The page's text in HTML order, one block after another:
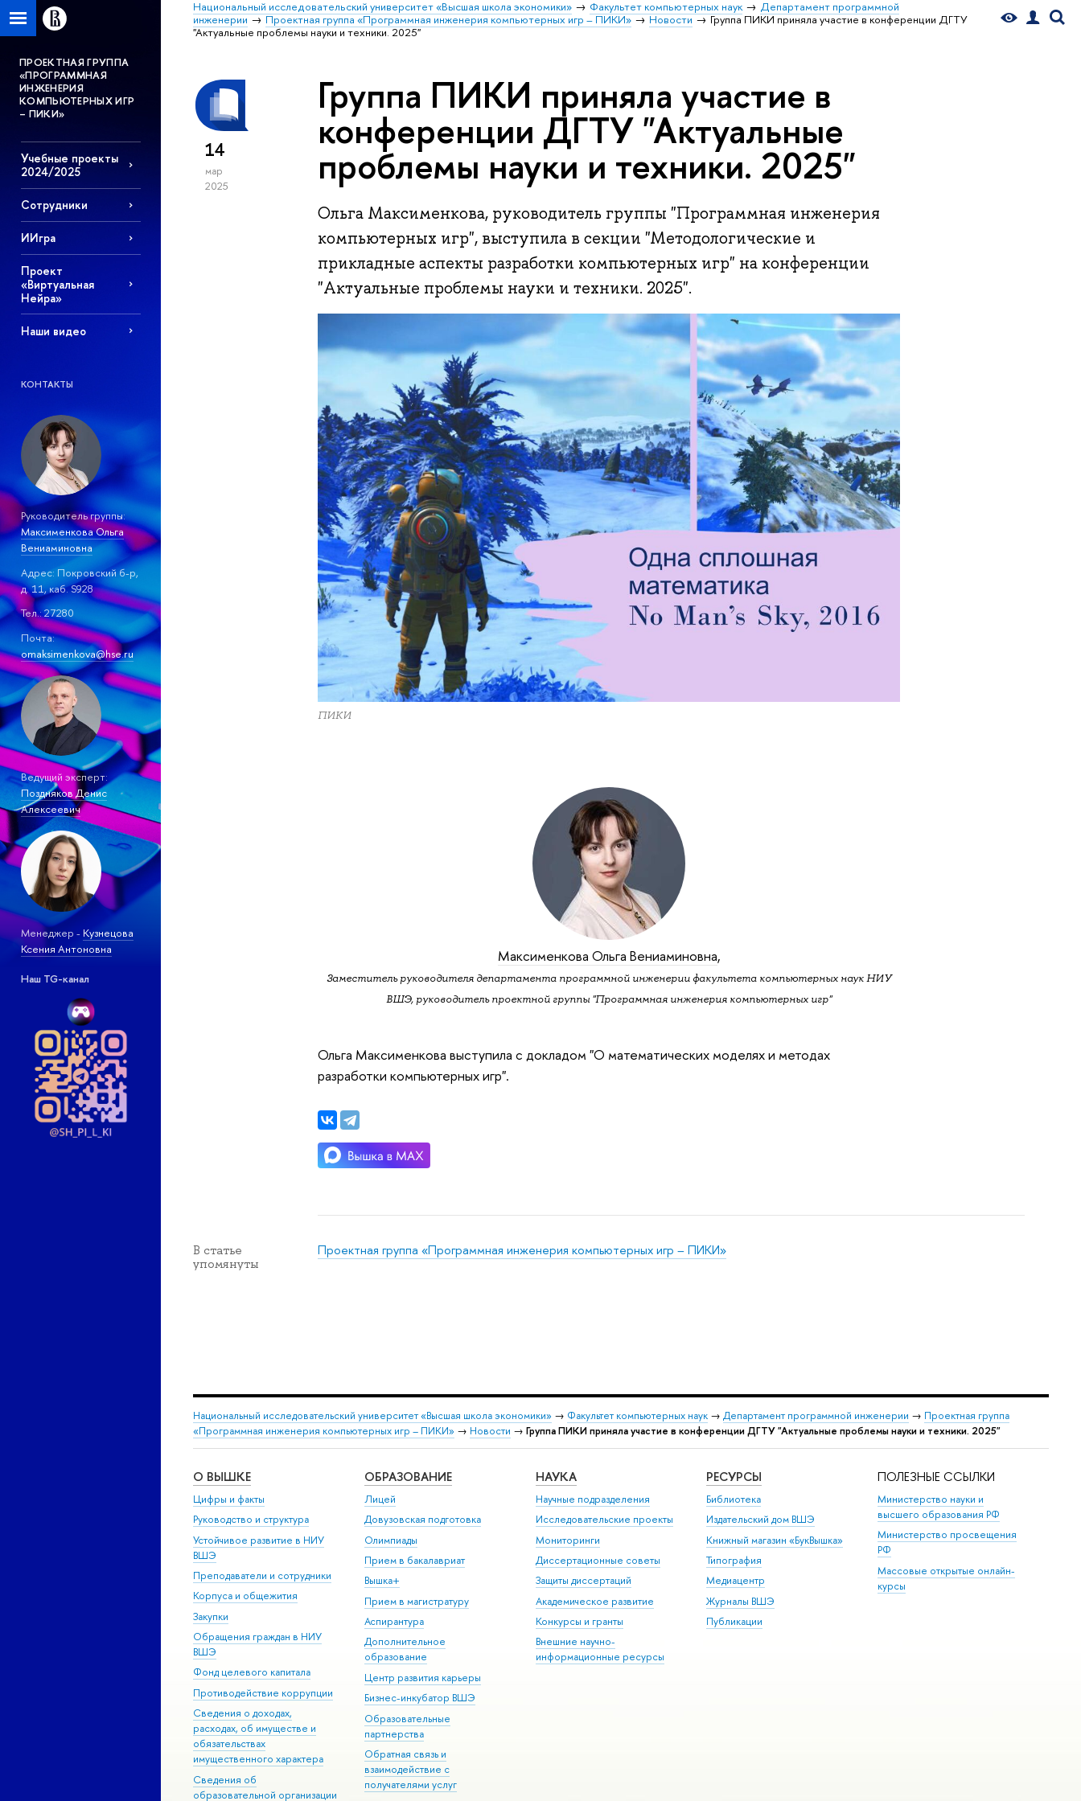
Национальный исследовательский университет «Высшая школа экономики» Факультет компьютерных наук
Департамент программной
инженерии
Проектная группа «Программная инженерия компьютерных игр – ПИКИ» Новости
Группа ПИКИ приняла участие в конференции ДГТУ
"Актуальные проблемы науки и техники. 2025"
ПРОЕКТНАЯ ГРУППА
«ПРОГРАММНАЯ
ИНЖЕНЕРИЯ
КОМПЬЮТЕРНЫХ ИГР
– ПИКИ»
Учебные проекты
2024/2025
Сотрудники
ИИгра
Проект
«Виртуальная
Нейра»
Наши видео
КОНТАКТЫ
Руководитель группы:
Максименкова Ольга
Вениаминовна
Адрес: Покровский б-р,
д. 11, каб. S928
Тел.: 27280
Почта:
omaksimenkova@hse.ru
Ведущий эксперт:
Поздняков Денис
Алексеевич
Менеджер - Кузнецова
Ксения Антоновна
Наш TG-канал
14
мар
2025
Группа ПИКИ приняла участие в
конференции ДГТУ "Актуальные
проблемы науки и техники. 2025"
Ольга Максименкова, руководитель группы "Программная инженерия
компьютерных игр", выступила в секции "Методологические и
прикладные аспекты разработки компьютерных игр" на конференции
"Актуальные проблемы науки и техники. 2025".
ПИКИ
Максименкова Ольга Вениаминовна,
Заместитель руководителя департамента программной инженерии факультета компьютерных наук НИУ
ВШЭ, руководитель проектной группы "Программная инженерия компьютерных игр"
Ольга Максименкова выступила с докладом "О математических моделях и методах
разработки компьютерных игр".
В статье
упомянуты
Проектная группа «Программная инженерия компьютерных игр – ПИКИ»
Национальный исследовательский университет «Высшая школа экономики» → Факультет компьютерных наук → Департамент программной инженерии → Проектная группа
«Программная инженерия компьютерных игр – ПИКИ» → Новости → Группа ПИКИ приняла участие в конференции ДГТУ "Актуальные проблемы науки и техники. 2025"
О ВЫШКЕ
Цифры и факты
Руководство и структура
Устойчивое развитие в НИУ
ВШЭ
Преподаватели и сотрудники
Корпуса и общежития
Закупки
Обращения граждан в НИУ
ВШЭ
Фонд целевого капитала
Противодействие коррупции
Сведения о доходах,
расходах, об имуществе и
обязательствах
имущественного характера
Сведения об
образовательной организации
ОБРАЗОВАНИЕ
Лицей
Довузовская подготовка
Олимпиады
Прием в бакалавриат
Вышка+
Прием в магистратуру
Аспирантура
Дополнительное
образование
Центр развития карьеры
Бизнес-инкубатор ВШЭ
Образовательные
партнерства
Обратная связь и
взаимодействие с
получателями услуг
НАУКА
Научные подразделения
Исследовательские проекты
Мониторинги
Диссертационные советы
Защиты диссертаций
Академическое развитие
Конкурсы и гранты
Внешние научно-
информационные ресурсы
РЕСУРСЫ
Библиотека
Издательский дом ВШЭ
Книжный магазин «БукВышка»
Типография
Медиацентр
Журналы ВШЭ
Публикации
ПОЛЕЗНЫЕ ССЫЛКИ
Министерство науки и
высшего образования РФ
Министерство просвещения
РФ
Массовые открытые онлайн-
курсы